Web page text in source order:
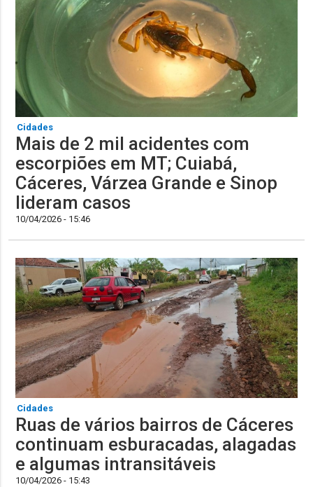
Cidades
Mais de 2 mil acidentes com
escorpiões em MT; Cuiabá,
Cáceres, Várzea Grande e Sinop
lideram casos
10/04/2026 - 15:46
Cidades
Ruas de vários bairros de Cáceres
continuam esburacadas, alagadas
e algumas intransitáveis
10/04/2026 - 15:43